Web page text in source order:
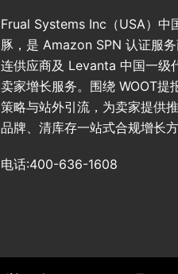
Frual Systems Inc（USA）中
豚，是 Amazon SPN 认证服
连供应商及 Levanta 中国一级
卖家增长服务。围绕 WOOT提
策略与站外引流，为卖家提供
品牌、清库存一站式合规增长方
电话:400-636-1608